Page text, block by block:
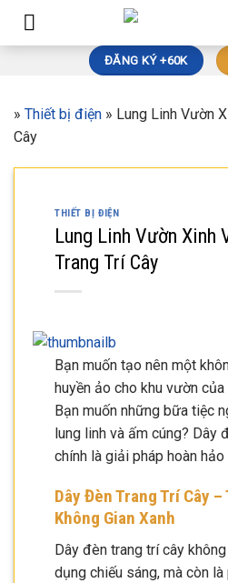
Skip
ĐĂNG KÝ +60K
» Thiết bị điện » Lung Linh Vườn
Cây
THIẾT BỊ ĐIỆN
Lung Linh Vườn Xinh
Trang Trí Cây
Bạn muốn tạo nên một
huyền ảo cho khu vườn
Bạn muốn những bữa tiệc
lung linh và ấm cúng? Dây
chính là giải pháp hoàn
Dây Đèn Trang Trí Cây
Không Gian Xanh
Dây đèn trang trí cây
dụng chiếu sáng, mà còn